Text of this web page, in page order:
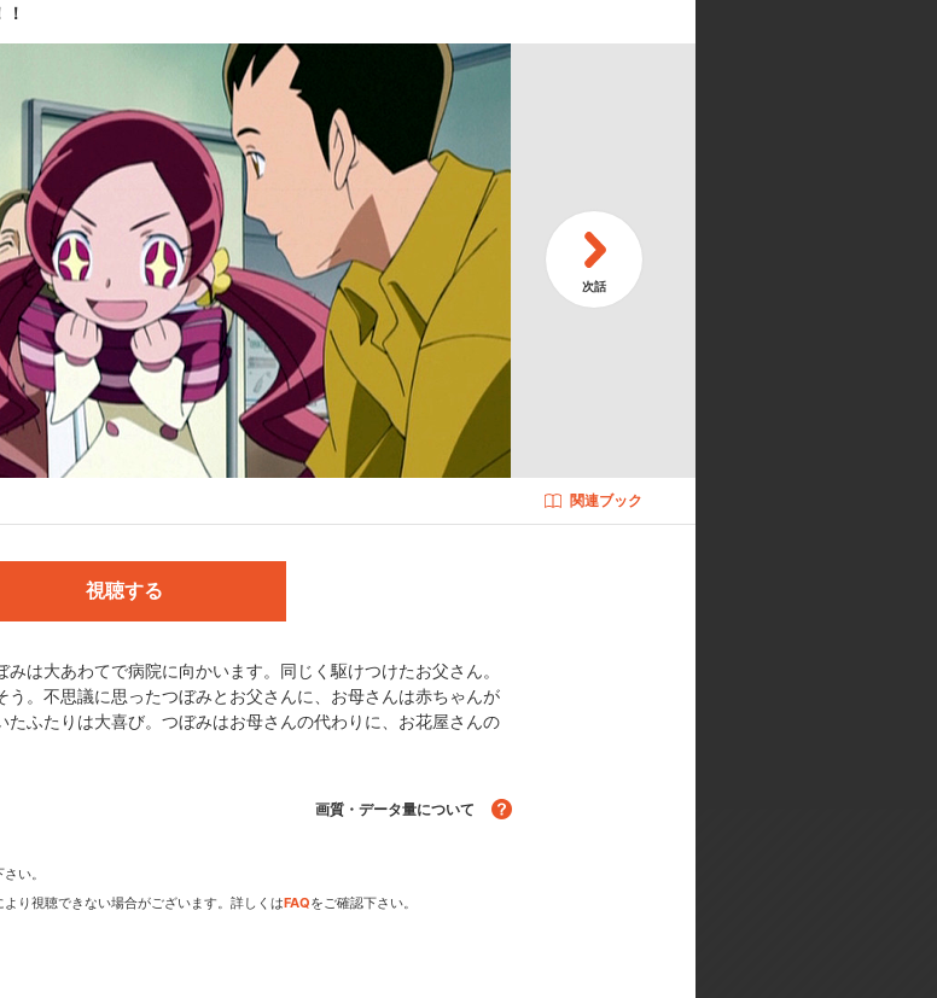
最大のピンチ！ ダークプリキュアが現れました！
します！！
第12話
ドッキドキです！ プロポーズ大作戦！
ュアマリン):水沢史絵／明堂院いつき(キュアサンシャイン):桑島法子／月影ゆり(キ
まいもとこ／ポプリ:菊池こころ
:増田竜太郎／音楽:高梨康治／色彩設計:佐久間ヨシ子／製作担当:額賀康彦／OP楽曲:
純代 作曲：高取ヒデアキ 編曲：籠島裕昌 うた：池田彩／ED楽曲:｢Tomorrow Son
メストアなら
いち早く見られる！
関連ブック
視聴する
は大あわてで病院に向かいます。同じく駆けつけたお父さん。
う。不思議に思ったつぼみとお父さんに、お母さんは赤ちゃんが
たふたりは大喜び。つぼみはお母さんの代わりに、お花屋さんの
画質・データ量について
い。
り視聴できない場合がございます。詳しくはFAQをご確認下さい。